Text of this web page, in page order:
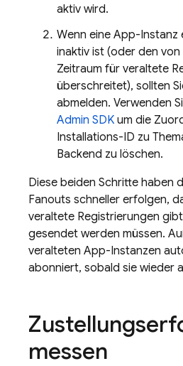
aktiv wird.
Wenn eine App-Instanz
inaktiv ist (oder den
Zeitraum für veraltete
überschreitet), sollten
abmelden. Verwenden
Admin SDK um die
Installations-ID zu
Backend zu löschen.
Diese beiden Schritte haben
Fanouts schneller erfolgen,
veraltete Registrierungen
gesendet werden müssen.
veralteten App-Instanzen
abonniert, sobald sie wieder
messen